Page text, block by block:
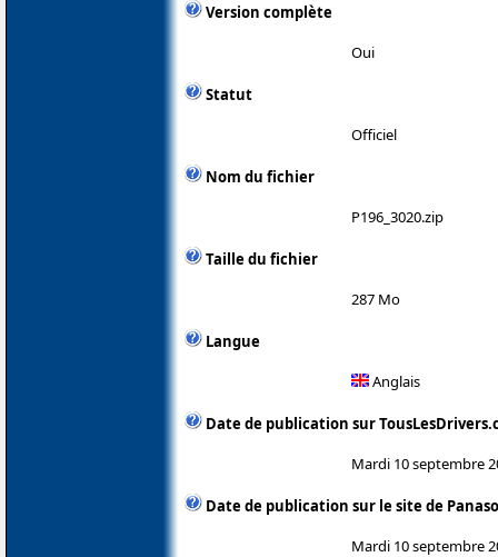
Version complète
Oui
Statut
Officiel
Nom du fichier
P196_3020.zip
Taille du fichier
287 Mo
Langue
Anglais
Date de publication sur
Mardi 10 septembre
Date de publication sur le site de
Mardi 10 septembre